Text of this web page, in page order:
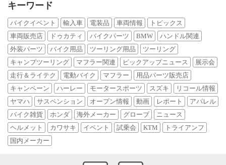
キーワード
バイクイベント 輸入車 電装品 車両情報
トピックス
車両販売店
ドゥカティ バイクパーツ BMW
ハンドル関連
外装パーツ
バイク用品 ツーリング用品
ツーリング
キャンプツーリング
マフラー関連 ピックアップニュース
展示会
走行＆ライテク
電動バイク マフラー
用品パーツ販売店
キャンペーン
ハーレー モータースポーツ スズキ
リコール情報
ヤマハ
サスペンション オープン情報 動画 レポート
アパレル
バイク雑貨
ホンダ 海外メーカー グローブ
ニュース
ヘルメット
カワサキ イベント 試乗会 KTM
トライアンフ
国内メーカー